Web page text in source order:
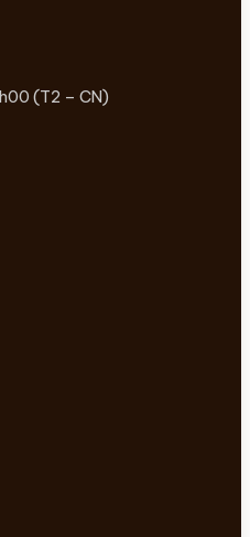
(T2 – CN)